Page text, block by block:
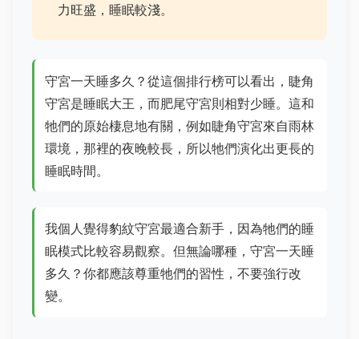
力旺盛，睡眠較淺。
守宮一天睡多久？從這個排行榜可以看出，睫角
守宮是睡眠大王，而肥尾守宮則相對少睡。這和
牠們的原始棲息地有關，例如睫角守宮來自雨林
環境，那裡的夜晚較長，所以牠們演化出更長的
睡眠時間。
我個人覺得豹紋守宮最適合新手，因為牠們的睡
眠模式比較容易觀察。但無論哪種，守宮一天睡
多久？你都應該尊重牠們的習性，不要強行改
變。